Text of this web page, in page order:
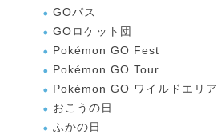
GOパス
GOロケット団
Pokémon GO Fest
Pokémon GO Tour
Pokémon GO ワイルドエリア
おこうの日
ふかの日